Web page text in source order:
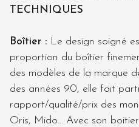
TECHNIQUES
Boîtier : Le design soigné
proportion du boîtier
des modèles de la marque
des années 90, elle fait
rapport/qualité/prix des
Oris, Mido… Avec son